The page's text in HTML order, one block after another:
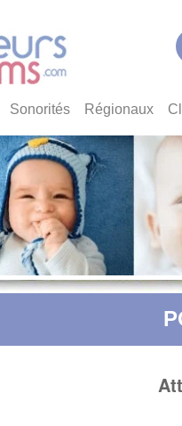
Sonorités Régionaux